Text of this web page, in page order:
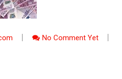
No Comment Yet